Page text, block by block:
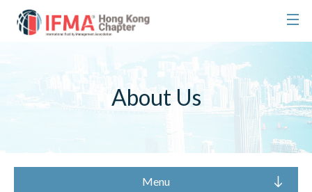
About Us
Menu